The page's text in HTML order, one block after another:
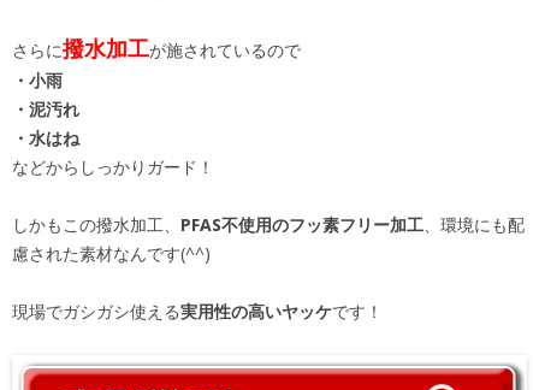
さらに撥水加工が施されているので
・小雨
・泥汚れ
・水はね
などからしっかりガード！
しかもこの撥水加工、 PFAS不使用のフッ素フリー加工、環境にも配
慮された素材なんです(^^)
現場でガシガシ使える実用性の高いヤッケです！